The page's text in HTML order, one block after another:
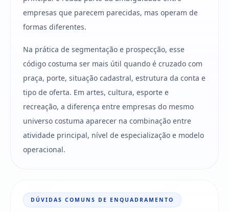
empresas que parecem parecidas, mas operam de
formas diferentes.
Na prática de segmentação e prospecção, esse
código costuma ser mais útil quando é cruzado com
praça, porte, situação cadastral, estrutura da conta e
tipo de oferta. Em artes, cultura, esporte e
recreação, a diferença entre empresas do mesmo
universo costuma aparecer na combinação entre
atividade principal, nível de especialização e modelo
operacional.
DÚVIDAS COMUNS DE ENQUADRAMENTO